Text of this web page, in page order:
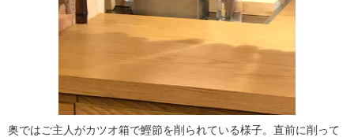
奥ではご主人がカツオ箱で鰹節を削られている様子。直前に削って